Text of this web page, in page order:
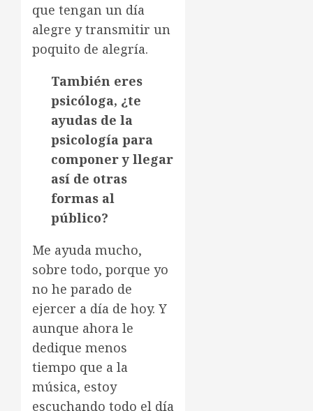
que tengan un día
alegre y transmitir un
poquito de alegría.
También eres
psicóloga, ¿te
ayudas de la
psicología para
componer y llegar
así de otras
formas al
público?
Me ayuda mucho,
sobre todo, porque yo
no he parado de
ejercer a día de hoy. Y
aunque ahora le
dedique menos
tiempo que a la
música, estoy
escuchando todo el día